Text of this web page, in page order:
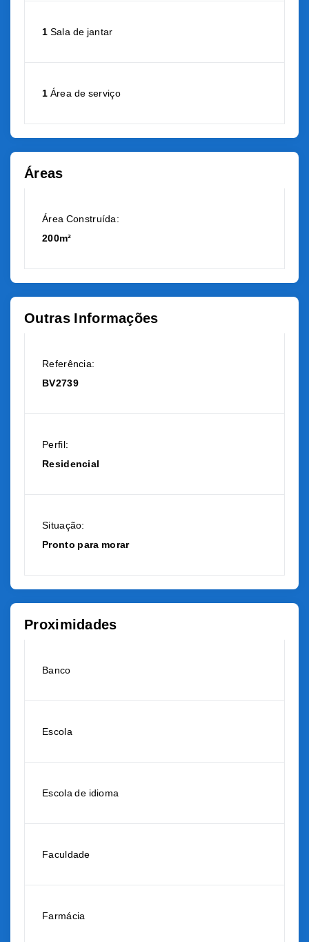
1 Sala de jantar
1 Área de serviço
Áreas
Área Construída:
200m²
Outras Informações
Referência:
BV2739
Perfil:
Residencial
Situação:
Pronto para morar
Proximidades
Banco
Escola
Escola de idioma
Faculdade
Farmácia